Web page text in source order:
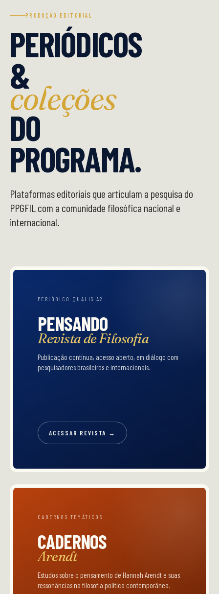
PRODUÇÃO EDITORIAL
PERIÓDICOS
&
coleções
DO
PROGRAMA.
Plataformas editoriais que articulam a pesquisa do
PPGFIL com a comunidade filosófica nacional e
internacional.
PERIÓDICO QUALIS A2
PENSANDO
Revista de Filosofia
Publicação contínua, acesso aberto, em diálogo com
pesquisadores brasileiros e internacionais.
ACESSAR REVISTA →
CADERNOS TEMÁTICOS
CADERNOS
Arendt
Estudos sobre o pensamento de Hannah Arendt e suas
ressonâncias na filosofia política contemporânea.